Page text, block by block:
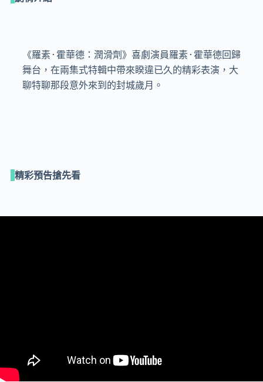
《羅素·霍華德：潤滑劑》喜劇演員羅素·霍華德回歸
舞台，在兩集式特輯中帶來睽違已久的精彩表演，大
聊特聊那段意外來到的封城歲月。
精彩預告搶先看